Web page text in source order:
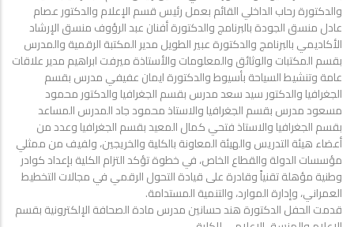
والدكتورة رحاب الداخلي القائم بعمل رئيس قسم الإعلام والدكتور عصام
عادل منسق الجودة بالبرنامج والدكتورة أفنان عبد الرؤوف منسق الإرشاد
الأكاديمي بالبرنامج والدكتورة عبير الطويل مدير المكتبة الرقمية والمدرس
بقسم المكتبات والوثائق والمعلومات والأستاذة ميرفت ابراهيم مدير علاقات
عامة وتنشيط السياحة بأسيوط والدكتورة ايمان عفيفي مدرس بقسم
الجغرافيا والدكتور سيد سعد مدرس بقسم الجغرافيا والدكتور محمود
مسعود مدرس بقسم الجغرافيا والاستاذ محمود جاد المدرس المساعد
بقسم الجغرافيا والاستاذ فتحي كمال المعيد بقسم الجغرافيا وعدد من
أعضاء هيئة التدريس والهيئة المعاونة بالكلية والخريجين، ولفيف من ممثلي
مؤسسات الدولة والقطاع الخاص، في خطوة تؤكد التزام الكلية بإعداد كوادر
وطنية مؤهلة تقنياً وقادرة على قيادة التحول الرقمي في مجالات التخطيط
العمراني، وإدارة الموارد، والتنمية المستدامة.
قدمت الحفل الدكتورة هند حسانين مدرس مادة الصحافة الإلكترونية بقسم